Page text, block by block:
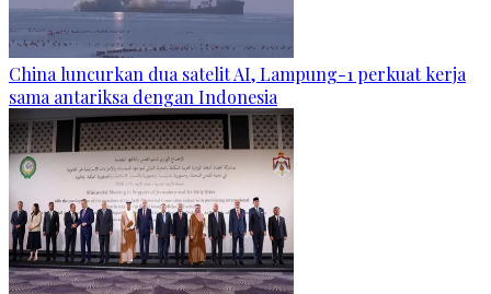
China luncurkan dua satelit AI, Lampung-1 perkuat kerja
sama antariksa dengan Indonesia